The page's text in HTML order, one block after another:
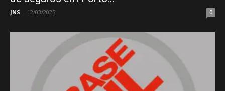
JNS - 12/03/2025 0